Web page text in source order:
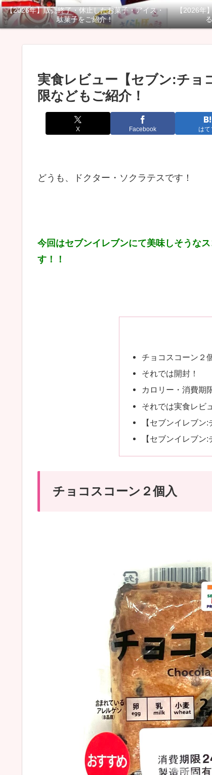
【2026年】販売終了・休止したお菓子・アイス・
駄菓子をご紹介！
【2026年
実食レビュー【セブン:チョ
限などもご紹介！
X Facebook はて
どうも、ドクター・ソクラテスです！
今回はセブンイレブンにて美味しそうな
す！！
チョコスコーン２
それでは開封！
カロリー・消費期
それでは実食レビ
【セブンイレブ
【セブンイレブン
チョコスコーン２個入